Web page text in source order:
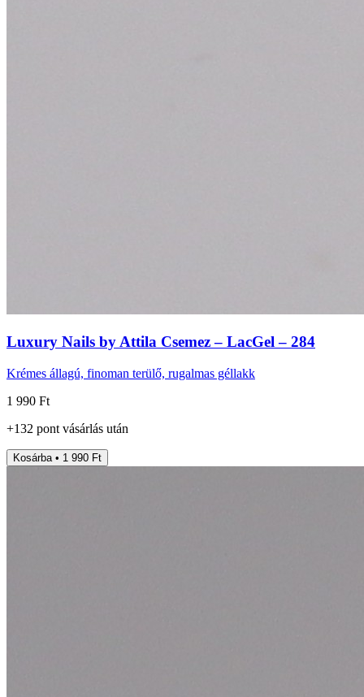
Luxury Nails by Attila Csemez – LacGel – 284
Krémes állagú, finoman terülő, rugalmas géllakk
1 990 Ft
+132 pont vásárlás után
Kosárba • 1 990 Ft